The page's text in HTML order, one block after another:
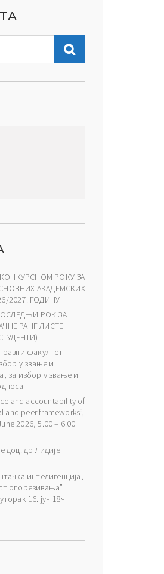
РОКУ ЗА
АКАДЕМСКИХ
2027. ГОДИНУ
РОК ЗА
РАНГ ЛИСТЕ
факултет
у звање и
за избор у звање и
and accountability of
peer frameworks”,
2026, 5.00 – 6.00
доц. др Лидије
интелигенција,
опорезивања”
16. јун 18ч